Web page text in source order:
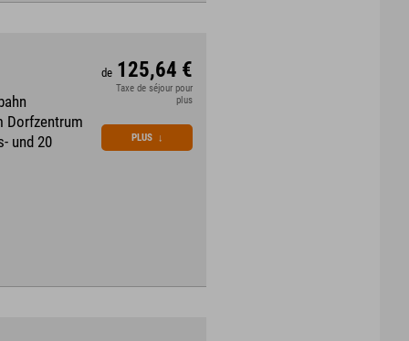
Dorfzentrum
und 20
de 125,64 €
Taxe de séjour pour
plus
PLUS ↓